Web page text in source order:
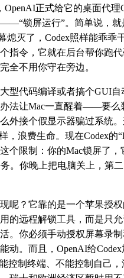
OpenAI正式给它的桌面代理
锁屏运行”。简单说，就
熄灭了，Codex照样能乖乖
指令，它就在后台帮你跑
全不用你守在旁边。
型代码编译或者搞个GUI自
法让Mac一直醒着——要么
外接个假显示器骗过系统
，浪费生命。现在Codex的
个限制：你的Mac锁屏了，
。你晚上把电脑关上，第
呢？它靠的是一个苹果授
的远程解锁工具，而是只允
。你必须手动授权屏幕录
动。而且，OpenAI给
控制终端、不能控制自己